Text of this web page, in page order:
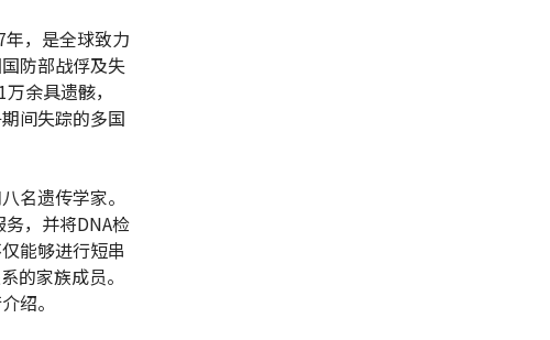
，是全球致力
防部战俘及失
余具遗骸，
间失踪的多国
名遗传学家。
，并将DNA检
能够进行短串
的家族成员。
绍。